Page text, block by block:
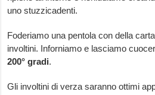
uno stuzzicadenti.
Foderiamo una pentola con della
involtini. Inforniamo e lasciamo
200° gradi.
Gli involtini di verza saranno ottimi